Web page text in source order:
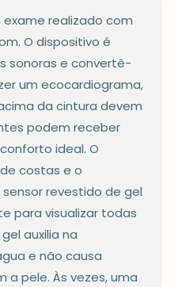
realizado com
O dispositivo é
sonoras e convertê-
um ecocardiograma,
da cintura devem
podem receber
ideal. O
costas e o
revestido de gel
para visualizar todas
auxilia na
e não causa
pele. Às vezes, uma